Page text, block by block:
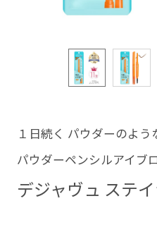
１日続く パウダーのよう
パウダーペンシルアイブ
デジャヴュ ステ